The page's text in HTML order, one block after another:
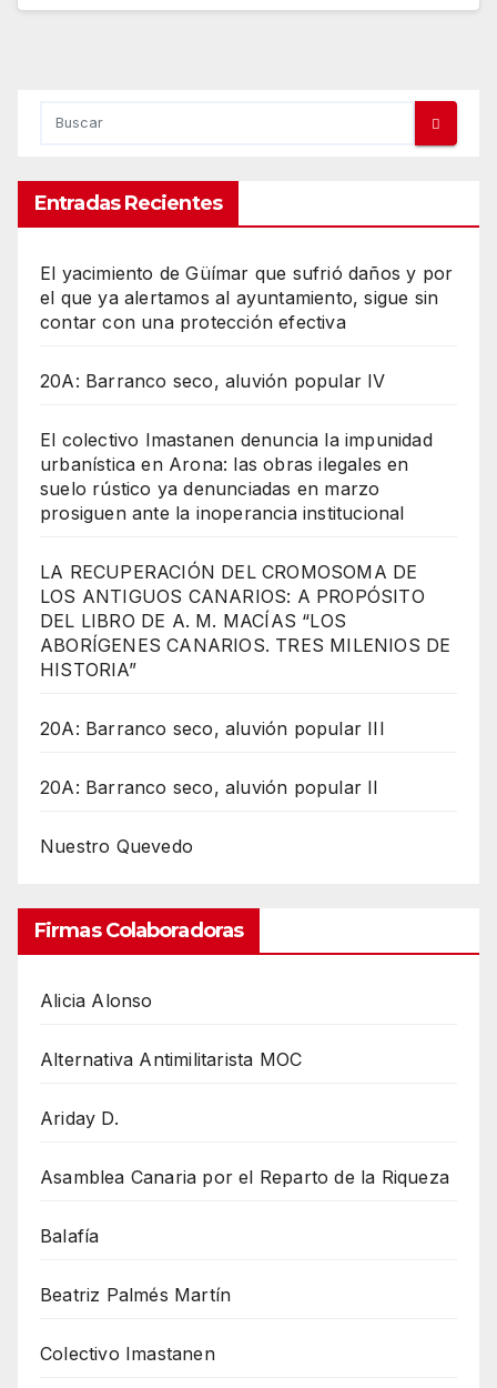
Entradas Recientes
El yacimiento de Güímar que sufrió daños y por
el que ya alertamos al ayuntamiento, sigue sin
contar con una protección efectiva
20A: Barranco seco, aluvión popular IV
El colectivo Imastanen denuncia la impunidad
urbanística en Arona: las obras ilegales en
suelo rústico ya denunciadas en marzo
prosiguen ante la inoperancia institucional
LA RECUPERACIÓN DEL CROMOSOMA DE
LOS ANTIGUOS CANARIOS: A PROPÓSITO
DEL LIBRO DE A. M. MACÍAS “LOS
ABORÍGENES CANARIOS. TRES MILENIOS DE
HISTORIA”
20A: Barranco seco, aluvión popular III
20A: Barranco seco, aluvión popular II
Nuestro Quevedo
Firmas Colaboradoras
Alicia Alonso
Alternativa Antimilitarista MOC
Ariday D.
Asamblea Canaria por el Reparto de la Riqueza
Balafía
Beatriz Palmés Martín
Colectivo Imastanen